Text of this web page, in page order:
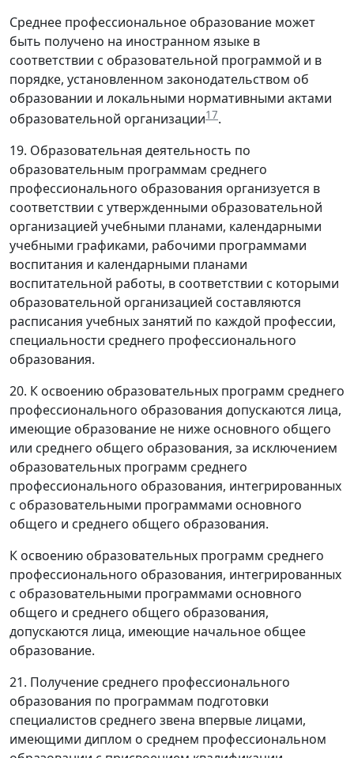
Среднее профессиональное образование может
быть получено на иностранном языке в
соответствии с образовательной программой и в
порядке, установленном законодательством об
образовании и локальными нормативными актами
образовательной организации17.
19. Образовательная деятельность по
образовательным программам среднего
профессионального образования организуется в
соответствии с утвержденными образовательной
организацией учебными планами, календарными
учебными графиками, рабочими программами
воспитания и календарными планами
воспитательной работы, в соответствии с которыми
образовательной организацией составляются
расписания учебных занятий по каждой профессии,
специальности среднего профессионального
образования.
20. К освоению образовательных программ среднего
профессионального образования допускаются лица,
имеющие образование не ниже основного общего
или среднего общего образования, за исключением
образовательных программ среднего
профессионального образования, интегрированных
с образовательными программами основного
общего и среднего общего образования.
К освоению образовательных программ среднего
профессионального образования, интегрированных
с образовательными программами основного
общего и среднего общего образования,
допускаются лица, имеющие начальное общее
образование.
21. Получение среднего профессионального
образования по программам подготовки
специалистов среднего звена впервые лицами,
имеющими диплом о среднем профессиональном